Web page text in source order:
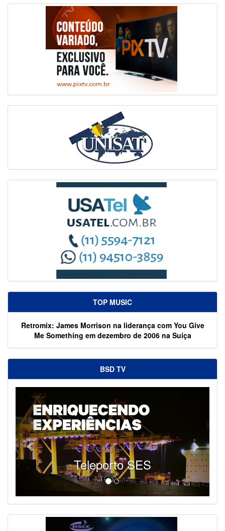
TOP MUSIC
Retromix: James Morrison na liderança com You Give
Me Something em dezembro de 2006 na Suíça
BSD TV
Teleporto SES